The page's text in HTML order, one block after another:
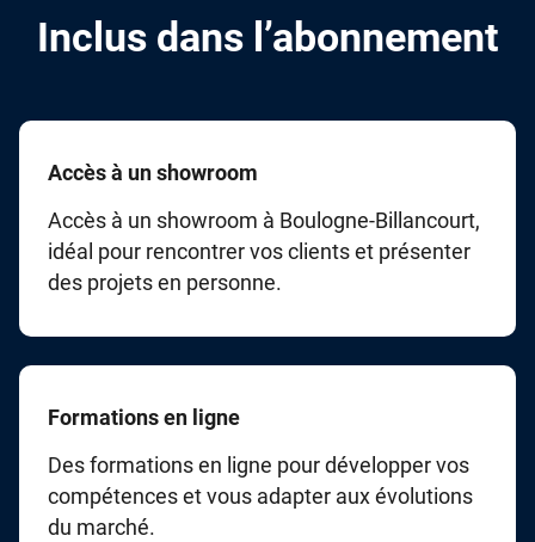
Inclus dans l’abonnement
Accès à un showroom
Accès à un showroom à Boulogne-Billancourt,
idéal pour rencontrer vos clients et présenter
des projets en personne.
Formations en ligne
Des formations en ligne pour développer vos
compétences et vous adapter aux évolutions
du marché.